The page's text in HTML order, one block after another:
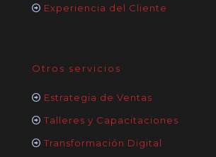
Experiencia del Cliente
Otros servicios
Estrategia de Ventas
Talleres y Capacitaciones
Transformación Digital